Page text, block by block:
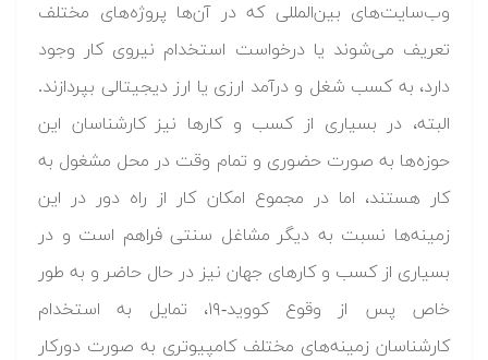
وب‌سایت‌های بین‌المللی که در آن‌ها پروژه‌های مختلف
تعریف می‌شوند یا درخواست استخدام نیروی کار وجود
دارد، به کسب شغل و درآمد ارزی یا ارز دیجیتالی بپردازند.
البته، در بسیاری از کسب و کارها نیز کارشناسان این
حوزه‌ها به صورت حضوری و تمام وقت در محل مشغول به
کار هستند، اما در مجموع امکان کار از راه دور در این
زمینه‌ها نسبت به دیگر مشاغل سنتی فراهم است و در
بسیاری از کسب و کارهای جهان نیز در حال حاضر و به طور
خاص پس از وقوع کووید-۱۹، تمایل به استخدام
کارشناسان زمینه‌های مختلف کامپیوتری به صورت دورکار